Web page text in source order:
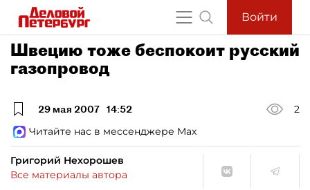
Войти
Швецию тоже беспокоит русский
газопровод
29 мая 2007 14:52
2
Читайте нас в мессенджере Max
Григорий Нехорошев
Все материалы автора